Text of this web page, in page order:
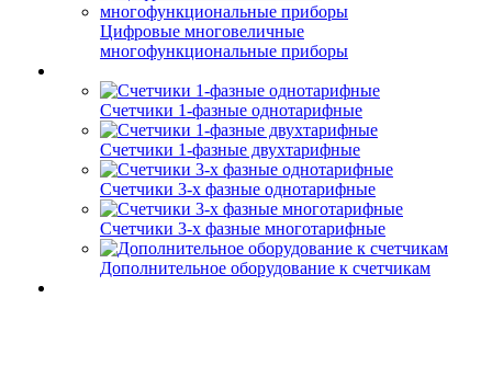
Цифровые многовеличные
многофункциональные приборы
Счетчики 1-фазные однотарифные
Счетчики 1-фазные двухтарифные
Счетчики 3-х фазные однотарифные
Счетчики 3-х фазные многотарифные
Дополнительное оборудование к счетчикам